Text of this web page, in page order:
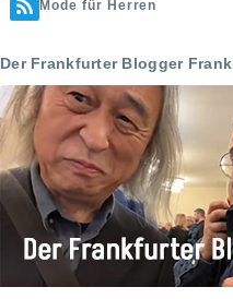
Mode für Herren
Der Frankfurter Blogger Frank